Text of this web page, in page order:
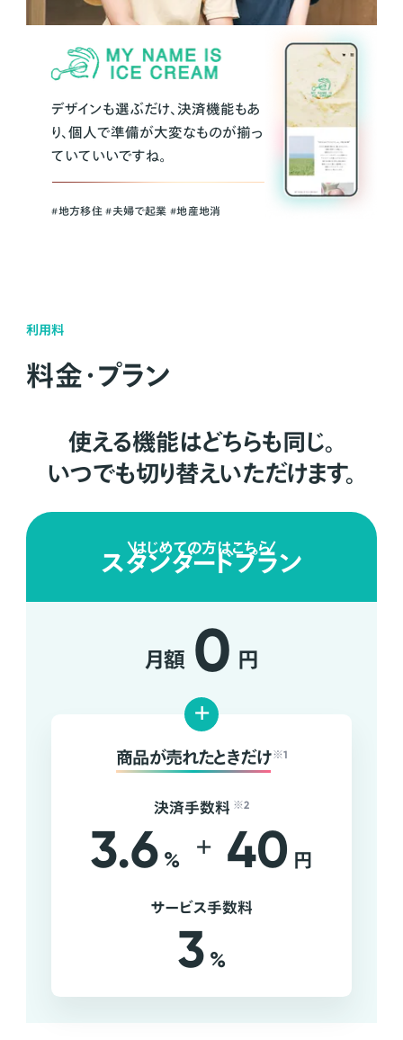
デザインも選ぶだけ、決済機能もあ
り、個人で準備が大変なものが揃っ
ていていいですね。
#地方移住 #夫婦で起業 #地産地消
利用料
料金・プラン
使える機能はどちらも同じ。
いつでも切り替えいただけます。
はじめての方はこちら
スタンダードプラン
月額 0 円
+
商品が売れたときだけ ※1
決済手数料 ※2
3.6 % + 40 円
サービス手数料
3 %